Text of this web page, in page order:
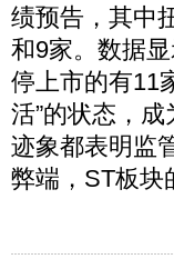
绩预告，其中
和9家。数据
停上市的有11
活”的状态，
迹象都表明监
弊端，ST板块